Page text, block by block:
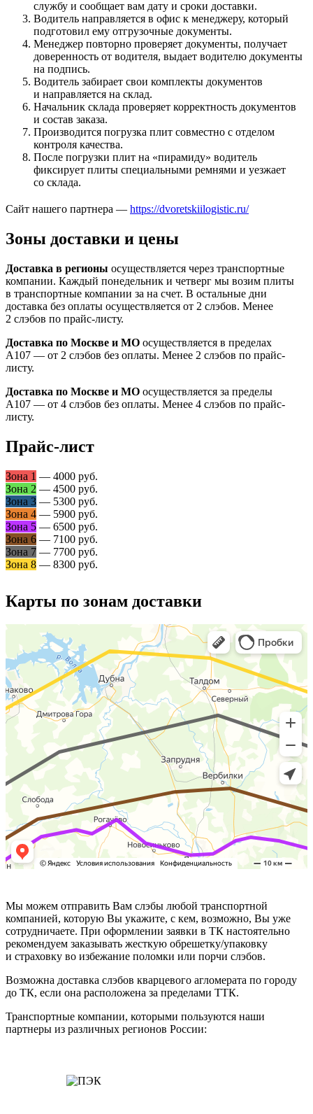
службу и сообщает вам дату и сроки доставки.
Водитель направляется в офис к менеджеру, который
подготовил ему отгрузочные документы.
Менеджер повторно проверяет документы, получает
доверенность от водителя, выдает водителю документы
на подпись.
Водитель забирает свои комплекты документов
и направляется на склад.
Начальник склада проверяет корректность документов
и состав заказа.
Производится погрузка плит совместно с отделом
контроля качества.
После погрузки плит на «пирамиду» водитель
фиксирует плиты специальными ремнями и уезжает
со склада.
Сайт нашего партнера — https://dvoretskiilogistic.ru/
Зоны доставки и цены
Доставка в регионы осуществляется через транспортные
компании. Каждый понедельник и четверг мы возим плиты
в транспортные компании за на счет. В остальные дни
доставка без оплаты осуществляется от 2 слэбов. Менее
2 слэбов по прайс-листу.
Доставка по Москве и МО осуществляется в пределах
А107 — от 2 слэбов без оплаты. Менее 2 слэбов по прайс-
листу.
Доставка по Москве и МО осуществляется за пределы
А107 — от 4 слэбов без оплаты. Менее 4 слэбов по прайс-
листу.
Прайс-лист
Зона 1 — 4000 руб.
Зона 2 — 4500 руб.
Зона 3 — 5300 руб.
Зона 4 — 5900 руб.
Зона 5 — 6500 руб.
Зона 6 — 7100 руб.
Зона 7 — 7700 руб.
Зона 8 — 8300 руб.
Карты по зонам доставки
Мы можем отправить Вам слэбы любой транспортной
компанией, которую Вы укажите, с кем, возможно, Вы уже
сотрудничаете. При оформлении заявки в ТК настоятельно
рекомендуем заказывать жесткую обрешетку/упаковку
и страховку во избежание поломки или порчи слэбов.
Возможна доставка слэбов кварцевого агломерата по городу
до ТК, если она расположена за пределами ТТК.
Транспортные компании, которыми пользуются наши
партнеры из различных регионов России: